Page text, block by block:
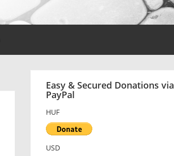
Easy & Secured Donations via
PayPal
HUF
USD